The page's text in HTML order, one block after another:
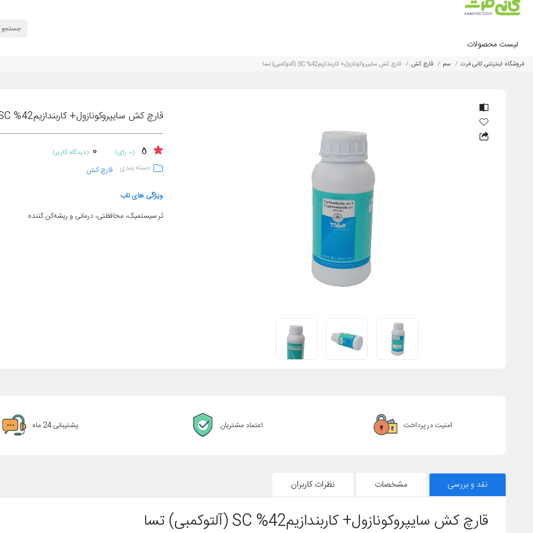
لیست محصولات
فروشگاه اینترنتی کانی فرت سم قارچ کش قارچ کش سایپروکونازول+ کاربندازیم42% SC (آلتوکمبی) تسا
قارچ کش سایپروکونازول+ کاربندازیم42% SC (آلتوکمبی) تسا
(0 رای) 0 (دیدگاه کاربر)
دسته بندی : قارچ کش
ویژگی های ناب
ثر سیستمیک، محافظتی، درمانی و ریشه‌کن کننده
امنیت در پرداخت اعتماد مشتریان پشتیبانی 24 ماه
نقد و بررسی مشخصات نظرات کاربران
قارچ کش سایپروکونازول+ کاربندازیم42% SC (آلتوکمبی) تسا